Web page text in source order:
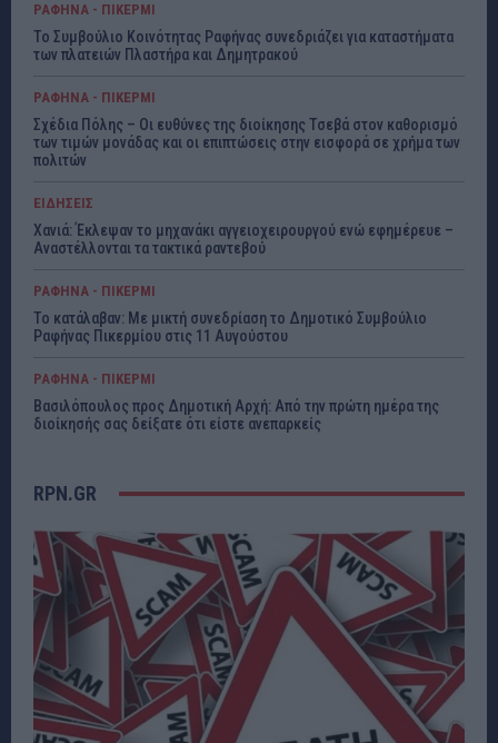
ΡΑΦΗΝΑ - ΠΙΚΕΡΜΙ
Το Συμβούλιο Κοινότητας Ραφήνας συνεδριάζει για καταστήματα
των πλατειών Πλαστήρα και Δημητρακού
ΡΑΦΗΝΑ - ΠΙΚΕΡΜΙ
Σχέδια Πόλης – Οι ευθύνες της διοίκησης Τσεβά στον καθορισμό
των τιμών μονάδας και οι επιπτώσεις στην εισφορά σε χρήμα των
πολιτών
ΕΙΔΗΣΕΙΣ
Χανιά: Έκλεψαν το μηχανάκι αγγειοχειρουργού ενώ εφημέρευε –
Αναστέλλονται τα τακτικά ραντεβού
ΡΑΦΗΝΑ - ΠΙΚΕΡΜΙ
Το κατάλαβαν: Με μικτή συνεδρίαση το Δημοτικό Συμβούλιο
Ραφήνας Πικερμίου στις 11 Αυγούστου
ΡΑΦΗΝΑ - ΠΙΚΕΡΜΙ
Βασιλόπουλος προς Δημοτική Αρχή: Από την πρώτη ημέρα της
διοίκησής σας δείξατε ότι είστε ανεπαρκείς
RPN.GR